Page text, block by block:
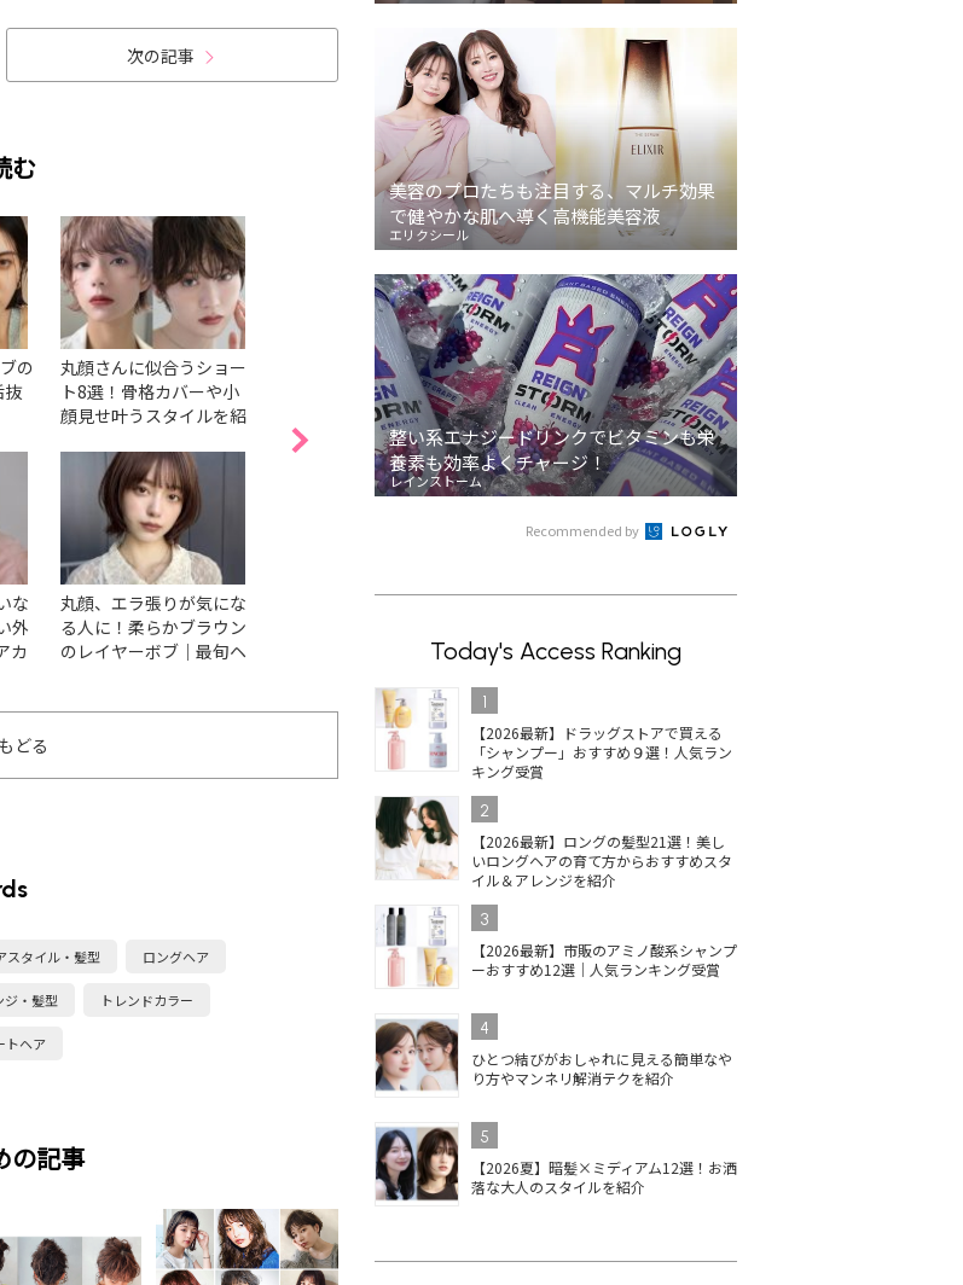
次の記事
む
の
抜
な
外
カ
丸顔さんに似合うショー
ト8選！骨格カバーや小
顔見せ叶うスタイルを紹
丸顔、エラ張りが気にな
る人に！柔らかブラウン
のレイヤーボブ｜最旬ヘ
ロングヘアに似合う前髪
21選！あり・なし別や印
象変わる方法を紹介
【2026最新】くびれミデ
丸顔さん向けパーマヘア
11選！長さ別におすすめ
スタイルを紹介
面長さんにおすすめのミ
や前髪で顔型をカバー
【2026最新】ミディアム
×ベージュカラー20選！
肌なじみの良い柔らかな
髪色を紹介
ウザバングで抜け感＆洒
どる
スタイル・髪型 ロングヘア
ジ・髪型 トレンドカラー
トヘア
の記事
美容のプロたちも注目する、マルチ効果
で健やかな肌へ導く高機能美容液
エリクシール
整い系エナジードリンクでビタミンも栄
養素も効率よくチャージ！
レインストーム
Recommended by
Today's Access Ranking
1
【2026最新】ドラッグストアで買える
「シャンプー」おすすめ９選！人気ラン
キング受賞
2
【2026最新】ロングの髪型21選！美し
いロングヘアの育て方からおすすめスタ
イル＆アレンジを紹介
3
【2026最新】市販のアミノ酸系シャンプ
ーおすすめ12選｜人気ランキング受賞
4
ひとつ結びがおしゃれに見える簡単なや
り方やマンネリ解消テクを紹介
5
【2026夏】暗髪×ミディアム12選！お洒
落な大人のスタイルを紹介